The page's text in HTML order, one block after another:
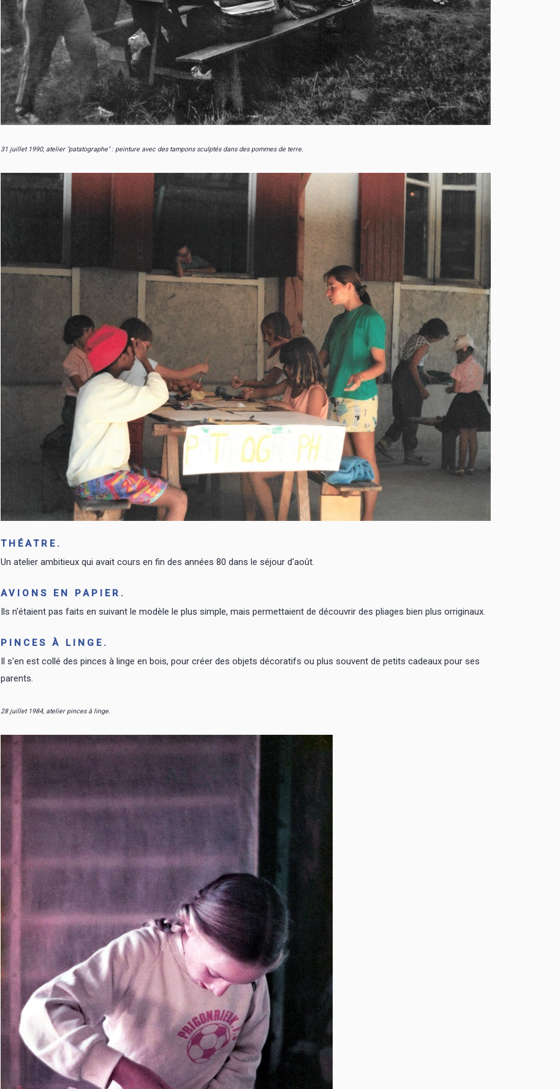
31 juillet 1990, atelier "patatographe" : peinture avec des tampons sculptés dans des pommes de terre.
THÉATRE.
Un atelier ambitieux qui avait cours en fin des années 80 dans le séjour d'août.
AVIONS EN PAPIER.
Ils n'étaient pas faits en suivant le modèle le plus simple, mais permettaient de découvrir des pliages bien plus orriginaux.
PINCES À LINGE.
Il s'en est collé des pinces à linge en bois, pour créer des objets décoratifs ou plus souvent de petits cadeaux pour ses
parents.
28 juillet 1984, atelier pinces à linge.